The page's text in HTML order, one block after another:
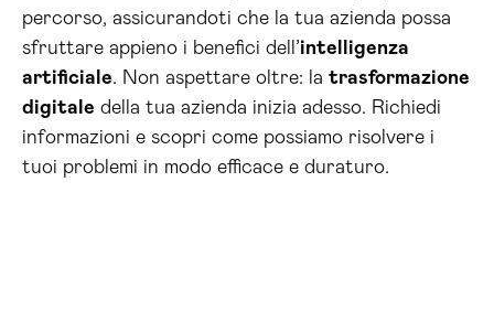
percorso, assicurandoti che la tua azienda possa
sfruttare appieno i benefici dell’intelligenza
artificiale. Non aspettare oltre: la trasformazione
digitale della tua azienda inizia adesso. Richiedi
informazioni e scopri come possiamo risolvere i
tuoi problemi in modo efficace e duraturo.